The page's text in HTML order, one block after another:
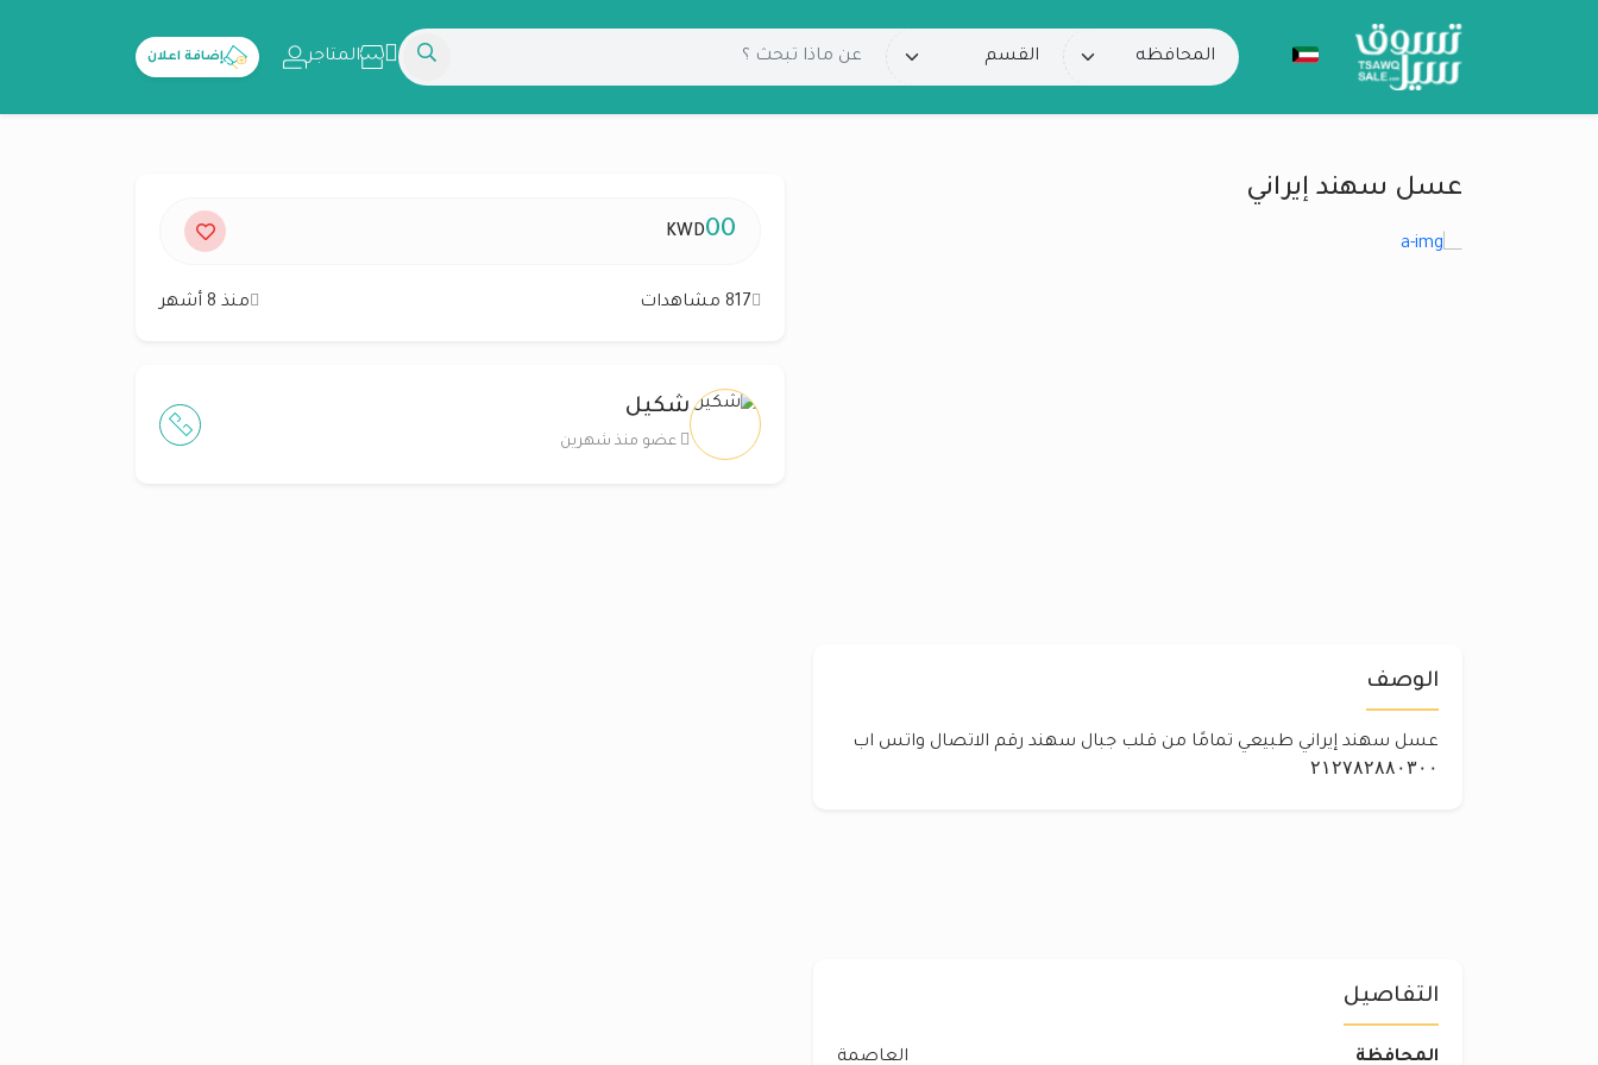
المتاجر إضافة اعلان
عسل سهند إيراني
الوصف
عسل سهند إيراني طبيعي تمامًا من قلب جبال سهند رقم الاتصال واتس اب
۲۱۲۷۸۲۸۸۰۳۰۰
00
KWD
817 مشاهدات منذ 8 أشهر
شكيل
عضو منذ شهرين
التفاصيل
المحافظة العاصمة